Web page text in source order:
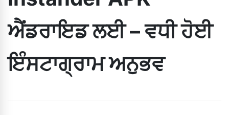
ਐਂਡਰਾਇਡ ਲਈ – ਵਧੀ ਹੋਈ
ਇੰਸਟਾਗ੍ਰਾਮ ਅਨੁਭਵ